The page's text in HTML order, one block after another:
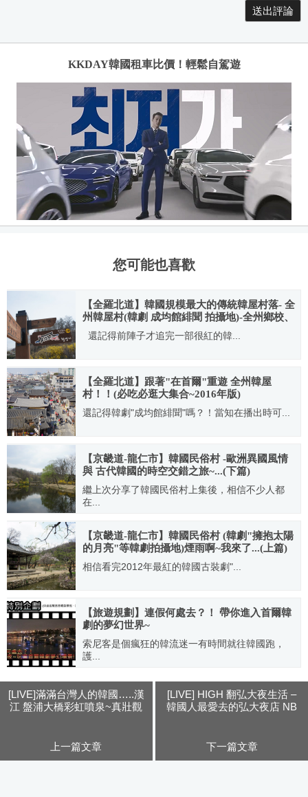
KKDAY韓國租車比價！輕鬆自駕遊
您可能也喜歡
【全羅北道】韓國規模最大的傳統韓屋村落- 全
州韓屋村(韓劇 成均館緋聞 拍攝地)-全州鄉校、
梧木臺、慶基殿、中央會館、客舍
還記得前陣子才追完一部很紅的韓...
2011.04.19
【全羅北道】跟著"在首爾"重遊 全州韓屋
村！！(必吃必逛大集合~2016年版)
還記得韓劇"成均館緋聞"嗎？！當知在播出時可...
2016.03.13
【京畿道-龍仁市】韓國民俗村 -歐洲異國風情
與 古代韓國的時空交錯之旅~...(下篇)
繼上次分享了韓國民俗村上集後，相信不少人都
在...
2012.05.26
【京畿道-龍仁市】韓國民俗村 (韓劇"擁抱太陽
的月亮"等韓劇拍攝地)煙雨啊~我來了...(上篇)
相信看完2012年最紅的韓國古裝劇"...
【旅遊規劃】連假何處去？！ 帶你進入首爾韓
劇的夢幻世界~
索尼客是個瘋狂的韓流迷一有時間就往韓國跑，
護...
[LIVE]滿滿台灣人的韓國…..漢
江 盤浦大橋彩虹噴泉~真壯觀
上一篇文章
[LIVE] HIGH 翻弘大夜生活 –
韓國人最愛去的弘大夜店 NB
下一篇文章